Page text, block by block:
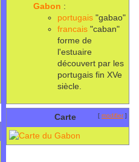
Gabon :
portugais "gabao"
francais "caban"
forme de
l'estuaire
découvert par les
portugais fin XVe
siècle.
Carte [ modifier]